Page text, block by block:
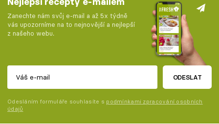
Zanechte nám svůj e-mail a až 5x týdně
vás upozorníme na to nejnovější a nejlepší
z našeho webu.
ODESLAT
Odesláním formuláře souhlasíte s podmínkami zpracování osobních
údajů